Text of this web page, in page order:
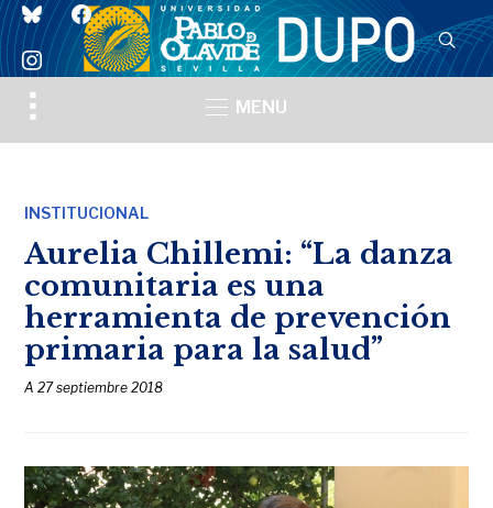
blueskyfacebook
instagram
Toggle
sidebar
MENU
INSTITUCIONAL
Aurelia Chillemi: “La danza
comunitaria es una
herramienta de prevención
primaria para la salud”
A27 septiembre 2018